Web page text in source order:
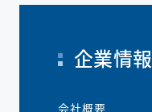
企業情報
会社概要